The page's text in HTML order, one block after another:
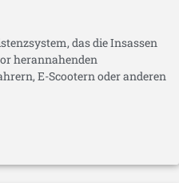
das die Insassen
herannahenden
E-Scootern oder anderen